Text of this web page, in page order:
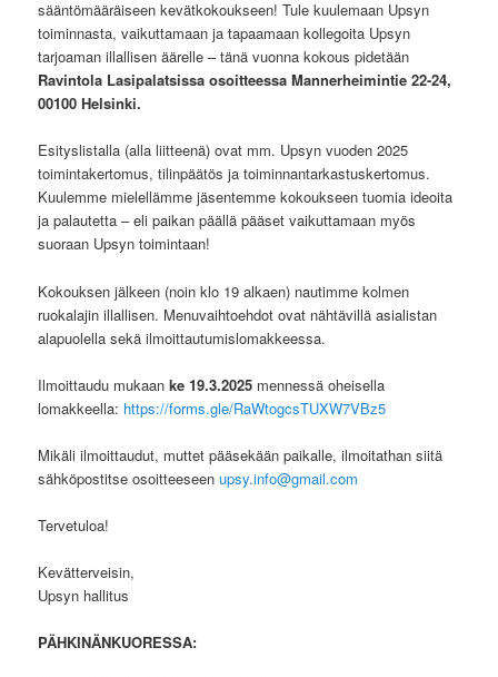
sääntömääräiseen kevätkokoukseen! Tule kuulemaan Upsyn
toiminnasta, vaikuttamaan ja tapaamaan kollegoita Upsyn
tarjoaman illallisen äärelle – tänä vuonna kokous pidetään
Ravintola Lasipalatsissa osoitteessa Mannerheimintie 22-24,
00100 Helsinki.
Esityslistalla (alla liitteenä) ovat mm. Upsyn vuoden 2025
toimintakertomus, tilinpäätös ja toiminnantarkastuskertomus.
Kuulemme mielellämme jäsentemme kokoukseen tuomia ideoita
ja palautetta – eli paikan päällä pääset vaikuttamaan myös
suoraan Upsyn toimintaan!
Kokouksen jälkeen (noin klo 19 alkaen) nautimme kolmen
ruokalajin illallisen. Menuvaihtoehdot ovat nähtävillä asialistan
alapuolella sekä ilmoittautumislomakkeessa.
Ilmoittaudu mukaanke 19.3.2025 mennessä oheisella
lomakkeella: https://forms.gle/RaWtogcsTUXW7VBz5
Mikäli ilmoittaudut, muttet pääsekään paikalle, ilmoitathan siitä
sähköpostitse osoitteeseenupsy.info@gmail.com
Tervetuloa!
Kevätterveisin,
Upsyn hallitus
PÄHKINÄNKUORESSA: